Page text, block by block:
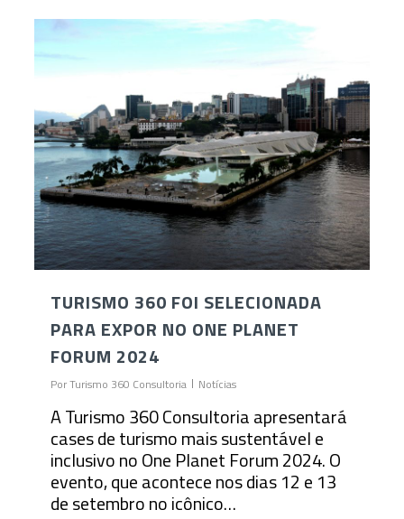
TURISMO 360 FOI SELECIONADA
PARA EXPOR NO ONE PLANET
FORUM 2024
PorTurismo 360 Consultoria Notícias
A Turismo 360 Consultoria apresentará
cases de turismo mais sustentável e
inclusivo no One Planet Forum 2024. O
evento, que acontece nos dias 12 e 13
de setembro no icônico…